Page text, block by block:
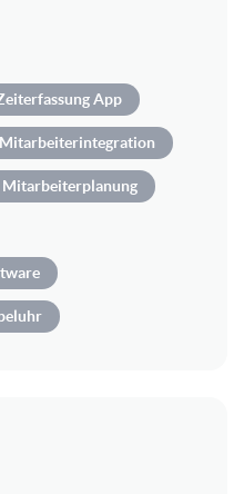
App
Mitarbeiterintegration
Mitarbeiterplanung